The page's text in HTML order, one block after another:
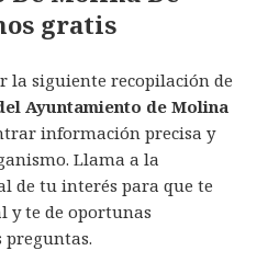
gratis
la siguiente recopilación de
Ayuntamiento de Molina
información precisa y
Llama a la
de tu interés para que te
y te de oportunas
preguntas.